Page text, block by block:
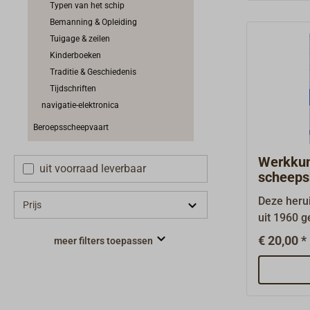
Typen van het schip
Bemanning & Opleiding
Tuigage & zeilen
Kinderboeken
Traditie & Geschiedenis
Tijdschriften
navigatie-elektronica
Beroepsscheepvaart
uit voorraad leverbaar
Prijs
meer filters toepassen
tall ships
bedoeld
de
te
generatie.
die door
normen
hebben
en
Börms
Deze
uit 1960
overzicht
en van
€ 20,00 *